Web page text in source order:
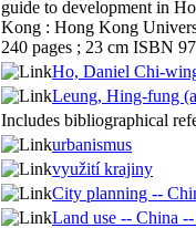
guide to development in
Kong : Hong Kong
240 pages ; 23 cm ISBN
Ho, Daniel Chi-
Leung, Hing-fung
Includes bibliographical
urbanismus
využití krajiny
City planning --
Land use -- China